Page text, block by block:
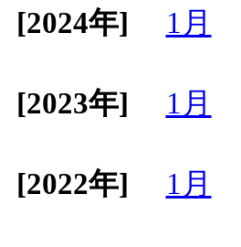
[2024年]
1月
[2023年]
1月
[2022年]
1月